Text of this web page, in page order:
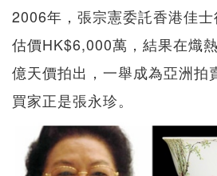
2006年，張宗憲委託香港佳士
估價HK$6,000萬，結果在熾
億天價拍出，一舉成為亞洲拍
買家正是張永珍。